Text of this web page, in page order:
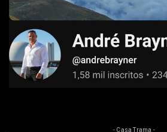
- Casa Trama -